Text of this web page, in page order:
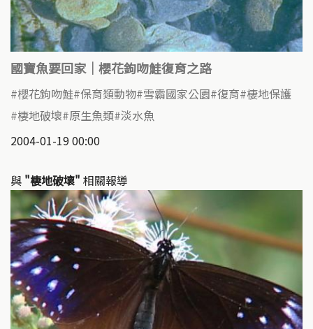
國寶魚要回家｜櫻花鉤吻鮭復育之路
櫻花鉤吻鮭 保育類動物 雪霸國家公園 復育 棲地保護
棲地破壞 原生魚類 淡水魚
2004-01-19 00:00
與 "棲地破壞" 相關報導